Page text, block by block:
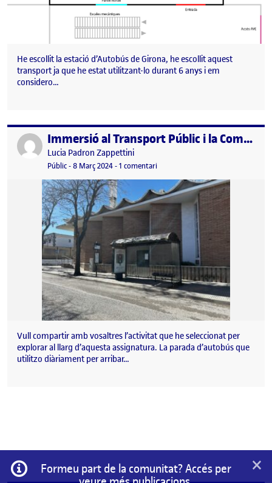
He escollit la estació d’Autobús de Girona, he escollit aquest
transport ja que he estat utilitzant-lo durant 6 anys i em
considero…
Publicat per Immersió al Transport Públic i la Comunitat Local
Publicat per
Lucia Padron Zappettini
Visibilitat:
Públic-Data de publicació
8 Març 2024-1 comentaria Immersió al Transport Públic i la
Vull compartir amb vosaltres l’activitat que he seleccionat per
explorar al llarg d’aquesta assignatura. La parada d’autobús que
utilitzo diàriament per arribar…
Informació
Formeu part de la comunitat? Accés per
×